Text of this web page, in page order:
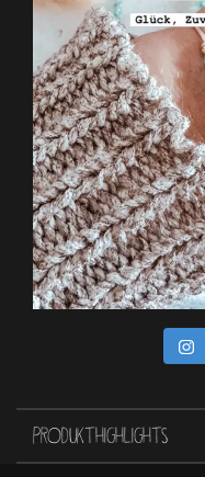
PRODUKTHIGHLIGHTS